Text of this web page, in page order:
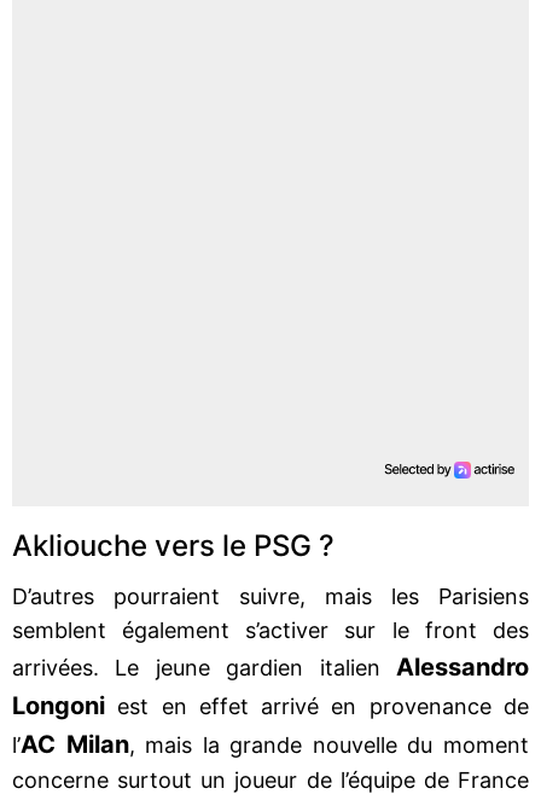
Akliouche vers le PSG ?
D’autres pourraient suivre, mais les Parisiens
semblent également s’activer sur le front des
arrivées. Le jeune gardien italien
Alessandro
Longoni est en effet arrivé en provenance de
l’AC Milan, mais la grande nouvelle du moment
concerne surtout un joueur de l’équipe de France